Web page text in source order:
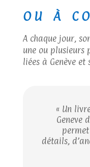
ou à
A chaque jour,
une ou plusieurs
liées à Genève et
« Un
Geneve
détails,